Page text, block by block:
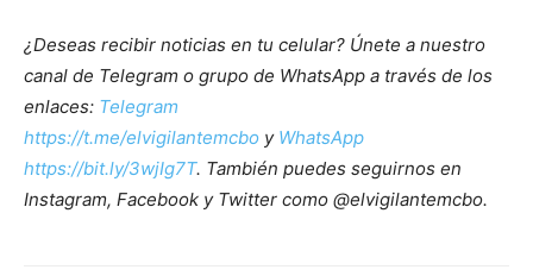
¿Deseas recibir noticias en tu celular? Únete a nuestro
canal de Telegram o grupo de WhatsApp a través de los
enlaces: Telegram
https://t.me/elvigilantemcbo y WhatsApp
https://bit.ly/3wjIg7T. También puedes seguirnos en
Instagram, Facebook y Twitter como @elvigilantemcbo.